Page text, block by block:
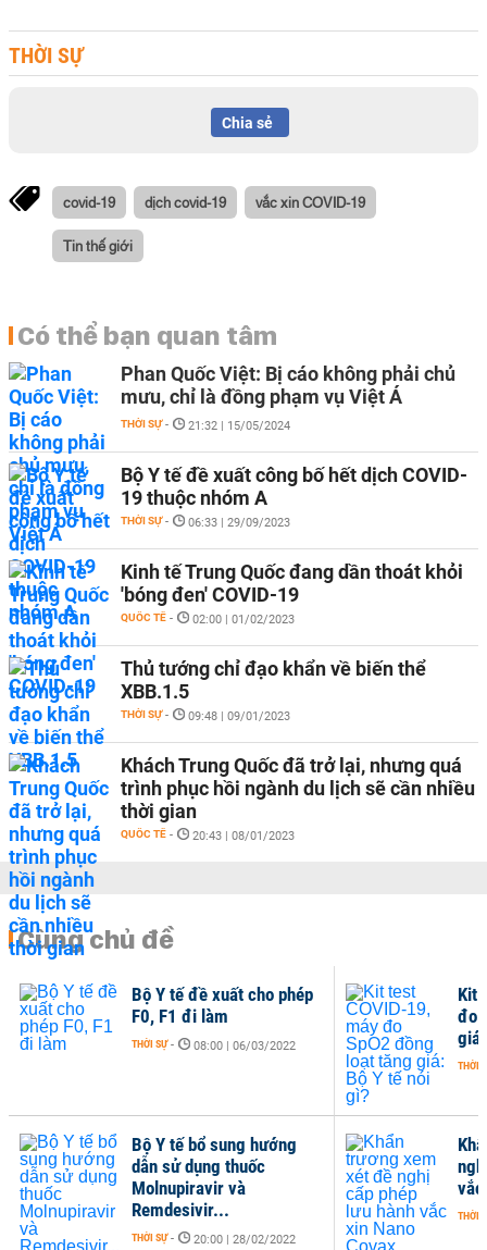
THỜI SỰ
Chia sẻ
covid-19 dịch covid-19 vắc xin COVID-19
Tin thế giới
Có thể bạn quan tâm
Phan Quốc Việt: Bị cáo không phải chủ
mưu, chỉ là đồng phạm vụ Việt Á
THỜI SỰ - 21:32 | 15/05/2024
Bộ Y tế đề xuất công bố hết dịch COVID-
19 thuộc nhóm A
THỜI SỰ - 06:33 | 29/09/2023
Kinh tế Trung Quốc đang dần thoát khỏi
'bóng đen' COVID-19
QUỐC TẾ - 02:00 | 01/02/2023
Thủ tướng chỉ đạo khẩn về biến thể
XBB.1.5
THỜI SỰ - 09:48 | 09/01/2023
Khách Trung Quốc đã trở lại, nhưng quá
trình phục hồi ngành du lịch sẽ cần nhiều
thời gian
QUỐC TẾ - 20:43 | 08/01/2023
Cùng chủ đề
vắc
THỜI
Bộ Y tế đề xuất cho phép
F0, F1 đi làm
THỜI SỰ - 08:00 | 06/03/2022
Bộ Y tế bổ sung hướng
dẫn sử dụng thuốc
Molnupiravir và
Remdesivir...
THỜI SỰ - 20:00 | 28/02/2022
Kit
đo
THỜI